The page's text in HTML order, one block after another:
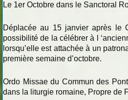
Le 1er Octobre dans le Sanctoral
Déplacée au 15 janvier après le
possibilité de la célébrer à l
lorsqu’elle est attachée à un
première semaine d’octobre.
Ordo Missae du Commun des
dans la liturgie romaine, Propre de